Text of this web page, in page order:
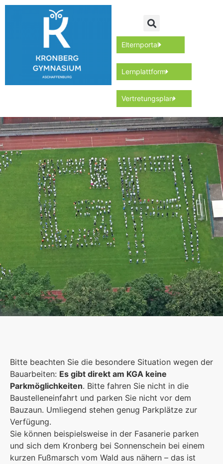
Elternportal
Lernplattform
Vertretungsplan
Es kommt auf jeden Einzelnen an, zusammen sind
wir eine starke Gemeinschaft.
Foto: KGA CC BY NC
Mehr erfahren
Bitte beachten Sie die besondere Situation wegen der
Bauarbeiten: Es gibt direkt am KGA keine
Parkmöglichkeiten. Bitte fahren Sie nicht in die
Baustelleneinfahrt und parken Sie nicht vor dem
Bauzaun. Umliegend stehen genug Parkplätze zur
Verfügung.
Sie können beispielsweise in der Fasanerie parken
und sich dem Kronberg bei Sonnenschein bei einem
kurzen Fußmarsch vom Wald aus nähern – das ist